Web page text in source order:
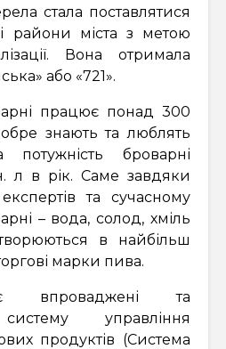
стала поставлятися
райони міста з метою
Вона отримала
або «721».
працює понад 300
знають та люблять
броварні
л в рік. Саме завдяки
та сучасному
– вода, солод, хміль
в найбільш
марки пива.
впроваджені та
управління
продуктів (Система